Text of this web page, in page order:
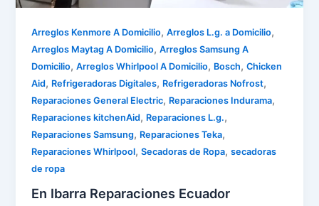
Arreglos Kenmore A Domicilio,Arreglos L.g. a Domicilio,
Arreglos Maytag A Domicilio,Arreglos Samsung A
Domicilio,Arreglos Whirlpool A Domicilio, Bosch,Chicken
Aid, Refrigeradoras Digitales, Refrigeradoras Nofrost,
Reparaciones General Electric, Reparaciones Indurama,
Reparaciones kitchenAid, Reparaciones L.g.,
Reparaciones Samsung, Reparaciones Teka,
Reparaciones Whirlpool,Secadoras de Ropa,secadoras
de ropa
En Ibarra Reparaciones Ecuador